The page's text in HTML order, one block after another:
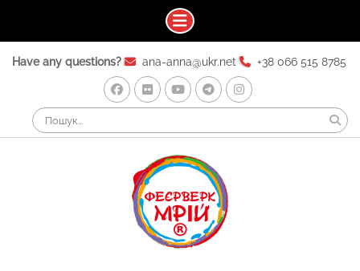
Have any questions? ana-anna@ukr.net +38 066 515 8785
Facebook
FlickrYoutubeTelegramInstagram
for: